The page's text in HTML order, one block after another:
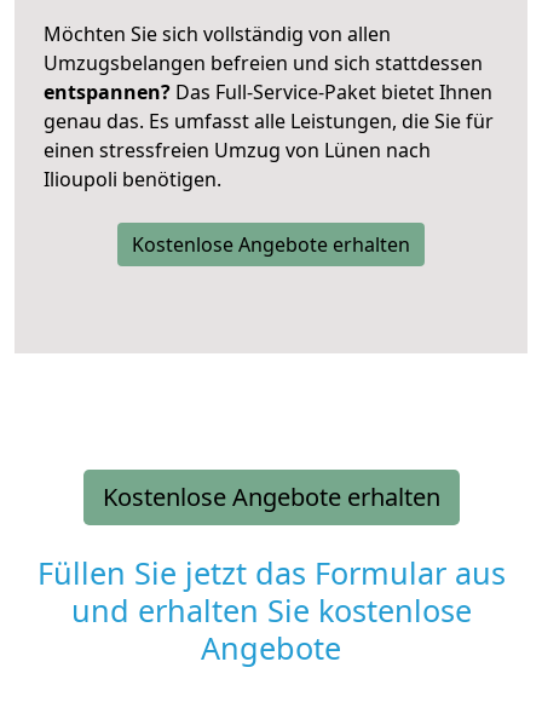
Möchten Sie sich vollständig von allen
Umzugsbelangen befreien und sich stattdessen
entspannen? Das Full-Service-Paket bietet Ihnen
genau das. Es umfasst alle Leistungen, die Sie für
einen stressfreien Umzug von Lünen nach
Ilioupoli benötigen.
Kostenlose Angebote erhalten
Kostenlose Angebote erhalten
Füllen Sie jetzt das Formular aus
und erhalten Sie kostenlose
Angebote